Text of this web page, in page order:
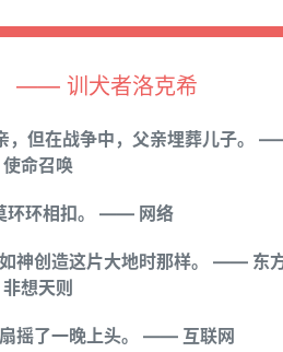
—— 训犬者洛克希
，但在战争中，父亲埋葬儿子。
使命召唤
环环相扣。 —— 网络
神创造这片大地时那样。 —— 东
非想天则
摇了一晚上头。 —— 互联网